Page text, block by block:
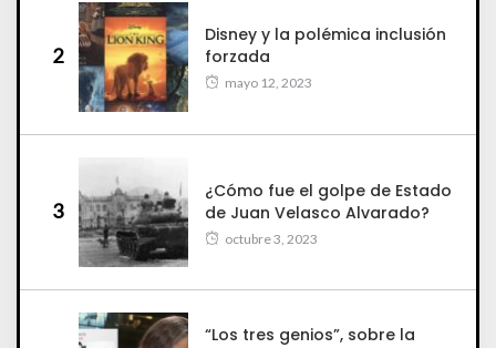
2
Disney y la polémica inclusión
forzada
mayo 12, 2023
3
¿Cómo fue el golpe de Estado
de Juan Velasco Alvarado?
octubre 3, 2023
“Los tres genios”, sobre la